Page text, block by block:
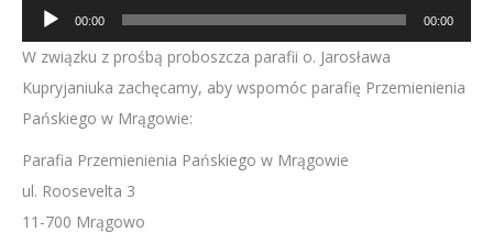
Odtwarzacz
plików
dźwiękowych
00:00 00:00
W związku z prośbą proboszcza parafii o. Jarosława
Kupryjaniuka zachęcamy, aby wspomóc parafię Przemienienia
Pańskiego w Mrągowie:
Parafia Przemienienia Pańskiego w Mrągowie
ul. Roosevelta 3
11-700 Mrągowo